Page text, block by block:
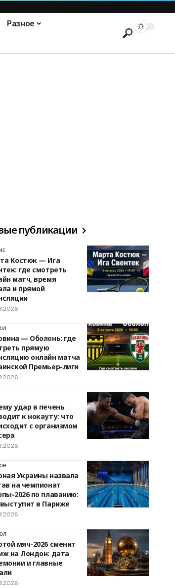
Разное
публикации
Костюк — Ига
где смотреть
матч, время
и прямой
— Оболонь: где
прямую
онлайн матча
Премьер-лиги
удар в печень
к нокауту: что
с организмом
Украины назвала
на чемпионат
2026 по плаванию:
в Париже
мяч-2026 сменит
на Лондон: дата
и главные